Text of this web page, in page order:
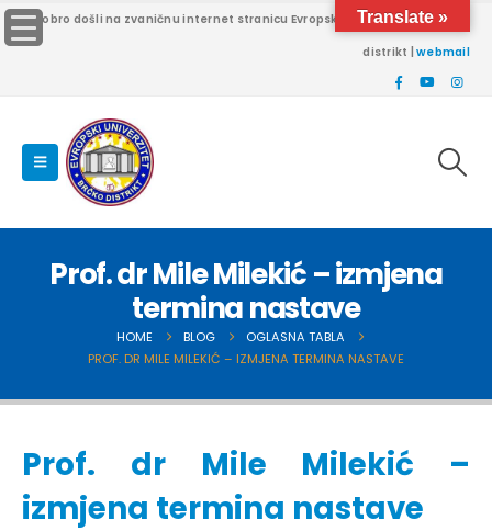
Dobro došli na zvaničnu internet stranicu Evropskog univerziteta Brčko
distrikt |webmail
Prof. dr Mile Milekić – izmjena
termina nastave
HOME BLOG
OGLASNA TABLA
PROF. DR MILE MILEKIĆ – IZMJENA TERMINA NASTAVE
Prof. dr Mile Milekić –
izmjena termina nastave
Translate »